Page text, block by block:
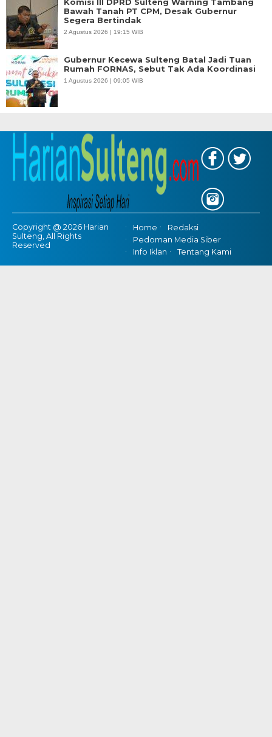
Bawah Tanah PT CPM, Desak Gubernur
Segera Bertindak
2 Agustus 2026 | 19:15 WIB
Gubernur Kecewa Sulteng Batal Jadi Tuan
Rumah FORNAS, Sebut Tak Ada Koordinasi
1 Agustus 2026 | 09:05 WIB
Copyright @ 2026 Harian
Sulteng, All Rights
Reserved
Home
Redaksi
Pedoman Media Siber
Info Iklan
Tentang Kami